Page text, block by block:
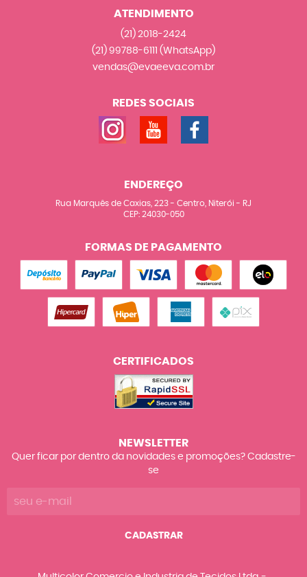
ATENDIMENTO
(21) 2018-2424
(21) 99788-6111 (WhatsApp)
vendas@evaeeva.com.br
REDES SOCIAIS
ENDEREÇO
Rua Marquês de Caxias, 223- Centro, Niterói - RJ
CEP: 24030-050
FORMAS DE PAGAMENTO
CERTIFICADOS
NEWSLETTER
Quer ficar por dentro da novidades e promoções? Cadastre-
se
CADASTRAR